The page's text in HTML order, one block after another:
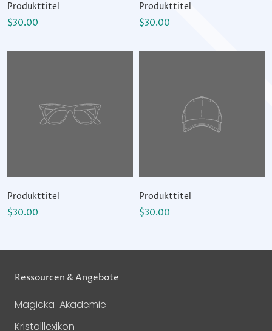
Produkttitel
$30.00
Produkttitel
$30.00
Produkttitel
$30.00
Produkttitel
$30.00
Ressourcen & Angebote
Magicka-Akademie
Kristalllexikon